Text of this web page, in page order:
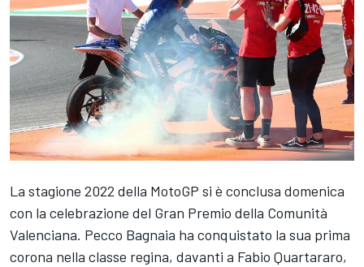
La stagione 2022 della MotoGP si è conclusa domenica
con la celebrazione del Gran Premio della Comunità
Valenciana. Pecco Bagnaia ha conquistato la sua prima
corona nella classe regina, davanti a Fabio Quartararo,